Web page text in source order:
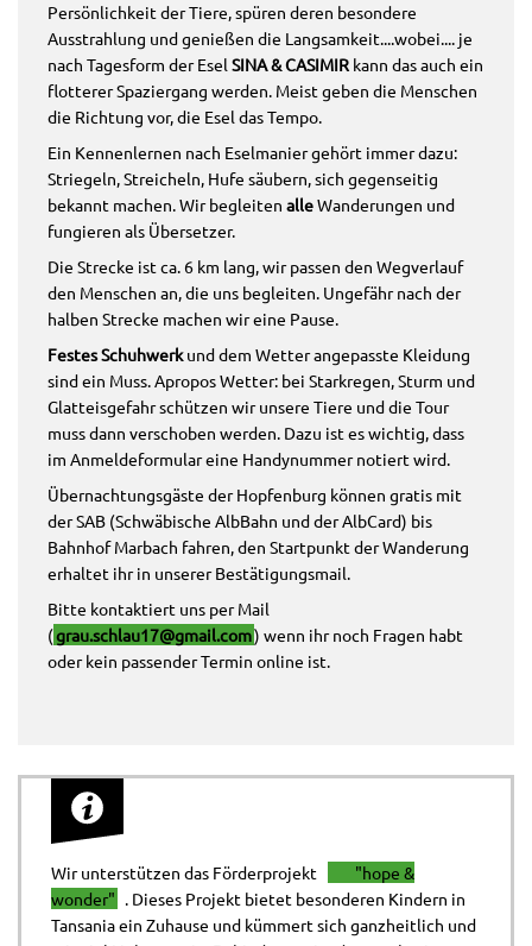
Persönlichkeit der Tiere, spüren deren besondere
Ausstrahlung und genießen die Langsamkeit....wobei.... je
nach Tagesform der Esel SINA & CASIMIR kann das auch ein
flotterer Spaziergang werden. Meist geben die Menschen
die Richtung vor, die Esel das Tempo.
Ein Kennenlernen nach Eselmanier gehört immer dazu:
Striegeln, Streicheln, Hufe säubern, sich gegenseitig
bekannt machen. Wir begleiten alleWanderungen und
fungieren als Übersetzer.
Die Strecke ist ca. 6 km lang, wir passen den Wegverlauf
den Menschen an, die uns begleiten. Ungefähr nach der
halben Strecke machen wir eine Pause.
Festes Schuhwerkund dem Wetter angepasste Kleidung
sind ein Muss. Apropos Wetter: bei Starkregen, Sturm und
Glatteisgefahr schützen wir unsere Tiere und die Tour
muss dann verschoben werden. Dazu ist es wichtig, dass
im Anmeldeformular eine Handynummer notiert wird.
Übernachtungsgäste der Hopfenburg können gratis mit
der SAB (Schwäbische AlbBahn und der AlbCard) bis
Bahnhof Marbach fahren, den Startpunkt der Wanderung
erhaltet ihr in unserer Bestätigungsmail.
Bitte kontaktiert uns per Mail
(grau.schlau17@gmail.com) wenn ihr noch Fragen habt
oder kein passender Termin online ist.
Wir unterstützen das Förderprojekt
"hope &
wonder" . Dieses Projekt bietet besonderen Kindern in
Tansania ein Zuhause und kümmert sich ganzheitlich und